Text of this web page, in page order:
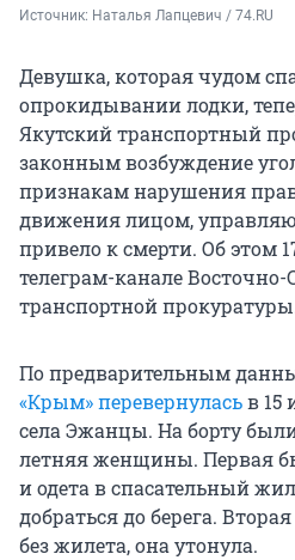
Источник: Наталья Лапцевич / 74.RU
Девушка, которая чудом
опрокидывании лодки,
Якутский транспортный
законным возбуждение
признакам нарушения
движения лицом,
привело к смерти. Об этом
телеграм-канале
транспортной
По предварительным
«Крым» перевернуласьв 15
села Эжанцы. На борту
летняя женщины. Первая
и одета в спасательный
добраться до берега.
без жилета, она утонула.